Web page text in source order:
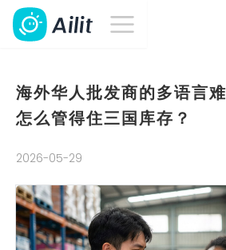
海外华人批发商的多语言
怎么管得住三国库存？
2026-05-29